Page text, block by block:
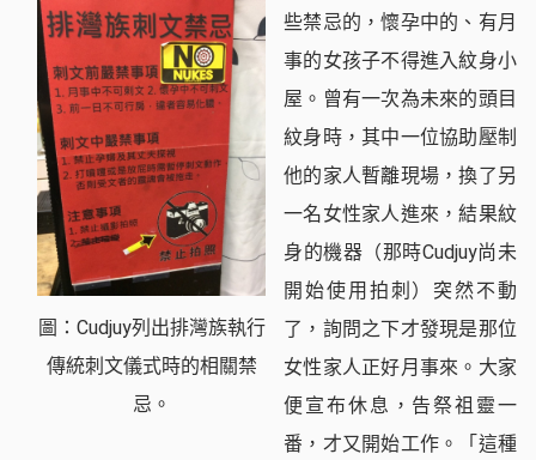
圖：Cudjuy列出排灣族執行
傳統刺文儀式時的相關禁
忌。
些禁忌的，懷孕中的、有月
事的女孩子不得進入紋身小
屋。曾有一次為未來的頭目
紋身時，其中一位協助壓制
他的家人暫離現場，換了另
一名女性家人進來，結果紋
身的機器（那時Cudjuy尚未
開始使用拍刺）突然不動
了，詢問之下才發現是那位
女性家人正好月事來。大家
便宣布休息，告祭祖靈一
番，才又開始工作。「這種